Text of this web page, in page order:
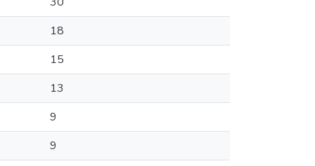
18
15
13
9
9